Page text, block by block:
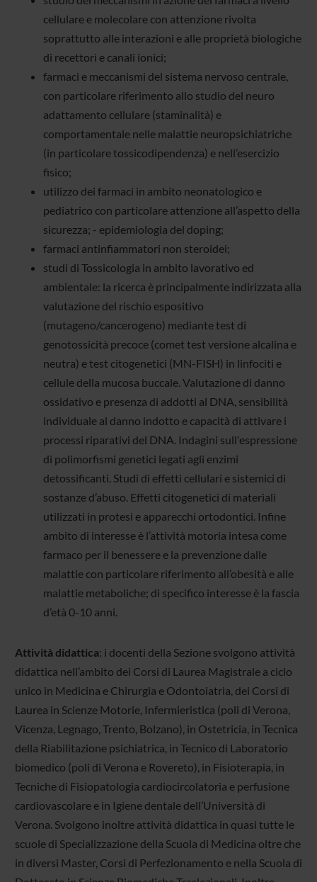
cellulare e molecolare con attenzione rivolta
soprattutto alle interazioni e alle proprietà biologiche
di recettori e canali ionici;
farmaci e meccanismi del sistema nervoso centrale,
con particolare riferimento allo studio del neuro
adattamento cellulare (staminalità) e
comportamentale nelle malattie neuropsichiatriche
(in particolare tossicodipendenza) e nell’esercizio
fisico;
utilizzo dei farmaci in ambito neonatologico e
pediatrico con particolare attenzione all’aspetto della
sicurezza; - epidemiologia del doping;
farmaci antinfiammatori non steroidei;
studi di Tossicologia in ambito lavorativo ed
ambientale: la ricerca è principalmente indirizzata alla
valutazione del rischio espositivo
(mutageno/cancerogeno) mediante test di
genotossicità precoce (comet test versione alcalina e
neutra) e test citogenetici (MN-FISH) in linfociti e
cellule della mucosa buccale. Valutazione di danno
ossidativo e presenza di addotti al DNA, sensibilità
individuale al danno indotto e capacità di attivare i
processi riparativi del DNA. Indagini sull'espressione
di polimorfismi genetici legati agli enzimi
detossificanti. Studi di effetti cellulari e sistemici di
sostanze d’abuso. Effetti citogenetici di materiali
utilizzati in protesi e apparecchi ortodontici. Infine
ambito di interesse è l’attività motoria intesa come
farmaco per il benessere e la prevenzione dalle
malattie con particolare riferimento all’obesità e alle
malattie metaboliche; di specifico interesse è la fascia
d’età 0-10 anni.
Attività didattica: i docenti della Sezione svolgono attività
didattica nell’ambito dei Corsi di Laurea Magistrale a ciclo
unico in Medicina e Chirurgia e Odontoiatria, dei Corsi di
Laurea in Scienze Motorie, Infermieristica (poli di Verona,
Vicenza, Legnago, Trento, Bolzano), in Ostetricia, in Tecnica
della Riabilitazione psichiatrica, in Tecnico di Laboratorio
biomedico (poli di Verona e Rovereto), in Fisioterapia, in
Tecniche di Fisiopatologia cardiocircolatoria e perfusione
cardiovascolare e in Igiene dentale dell’Università di
Verona. Svolgono inoltre attività didattica in quasi tutte le
scuole di Specializzazione della Scuola di Medicina oltre che
in diversi Master, Corsi di Perfezionamento e nella Scuola di